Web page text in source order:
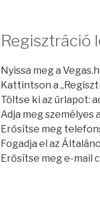
Regisztráció
Nyissa meg a
Kattintson a
Töltse ki az űrlapot:
Adja meg személyes
Erősítse meg
Fogadja el az
Erősítse meg e-